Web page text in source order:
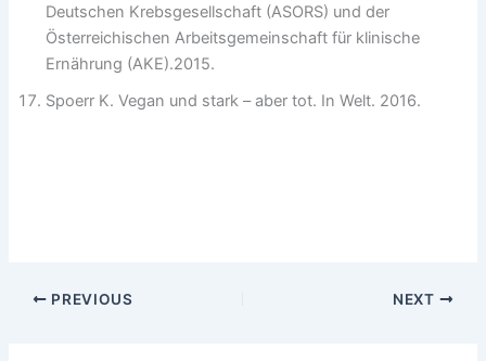
Deutschen Krebsgesellschaft (ASORS) und der
Österreichischen Arbeitsgemeinschaft für klinische
Ernährung (AKE).2015.
Spoerr K. Vegan und stark – aber tot. In Welt. 2016.
PREVIOUS NEXT